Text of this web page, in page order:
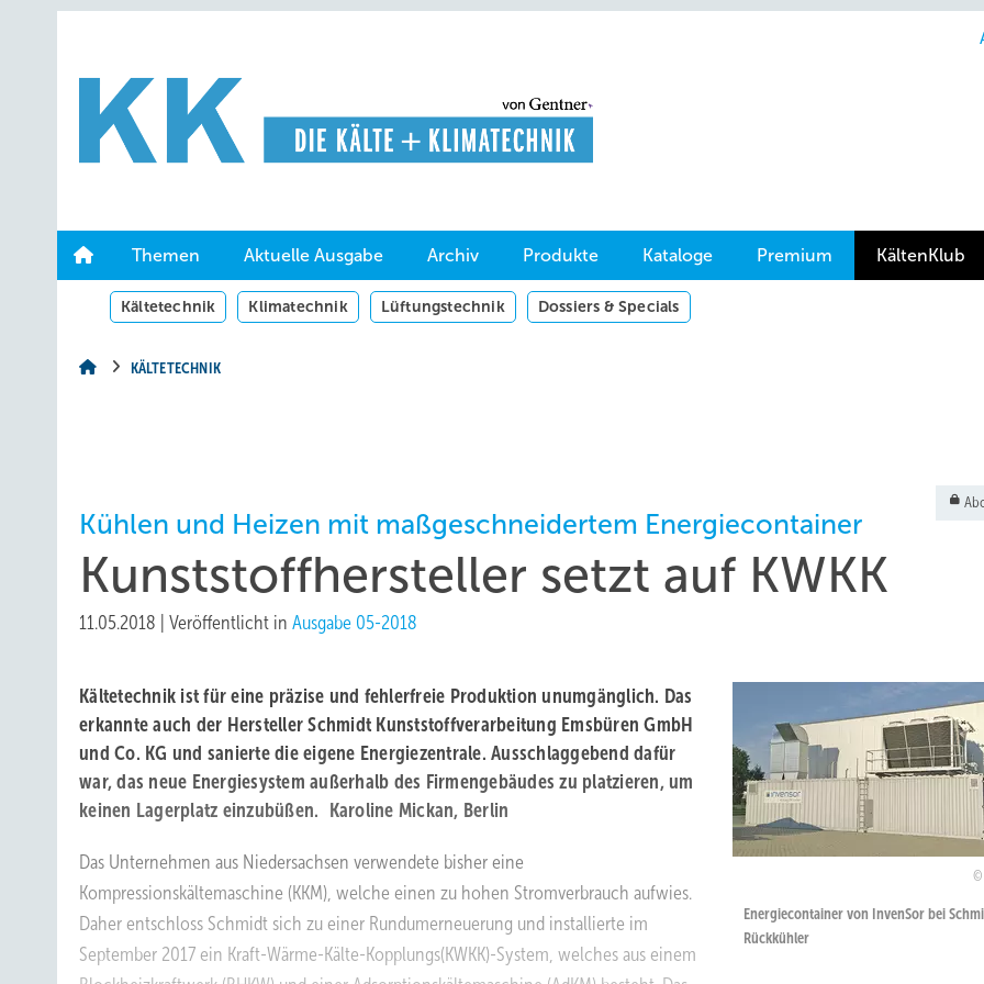
Hauptinhalt
Hauptmenü
Themen Aktuelle Ausgabe Archiv Produkte Kataloge Premium KältenKlub
Kältetechnik Klimatechnik Lüftungstechnik Dossiers & Specials
KÄLTETECHNIK
Kühlen und Heizen mit maßgeschneidertem Energiecontainer
Kunststoffhersteller setzt auf KWKK
11.05.2018 Veröffentlicht in Ausgabe 05-2018
Energiecontainer von InvenSor bei
Rückkühler
Kältetechnik ist für eine präzise und fehlerfreie Produktion unumgänglich. Das
erkannte auch der Hersteller Schmidt Kunststoffverarbeitung Emsbüren GmbH
und Co. KG und sanierte die eigene Energiezentrale. Ausschlaggebend dafür
war, das neue Energiesystem außerhalb des Firmengebäudes zu platzieren, um
keinen Lagerplatz einzubüßen. Karoline Mickan, Berlin
Das Unternehmen aus Niedersachsen verwendete bisher eine
Kompressionskältemaschine (KKM), welche einen zu hohen Stromverbrauch aufwies.
Daher entschloss Schmidt sich zu einer Rundumerneuerung und installierte im
September 2017 ein Kraft-Wärme-Kälte-Kopplungs(KWKK)-System, welches aus einem